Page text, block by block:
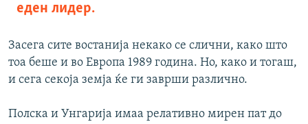
еден лидер.
Засега сите востанија некако се слични, како што
тоа беше и во Европа 1989 година. Но, како и тогаш,
и сега секоја земја ќе ги заврши различно.
Полска и Унгарија имаа релативно мирен пат до